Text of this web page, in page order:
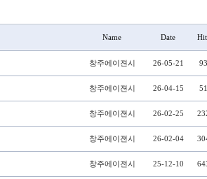
Name Date
창주에이젼시 26-05-21 93
창주에이젼시 26-04-15 51
창주에이젼시 26-02-25
창주에이젼시 26-02-04
창주에이젼시 25-12-10